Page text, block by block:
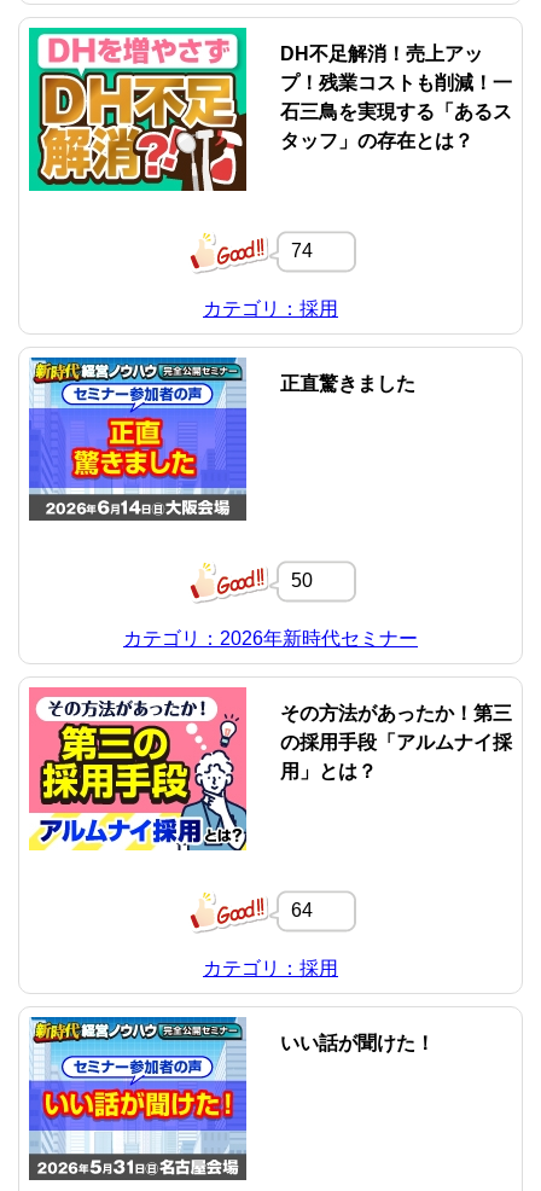
DH不足解消！売上アッ
プ！残業コストも削減！一
石三鳥を実現する「あるス
タッフ」の存在とは？
74
カテゴリ：採用
正直驚きました
50
カテゴリ：2026年新時代セミナー
その方法があったか！第三
の採用手段「アルムナイ採
用」とは？
64
カテゴリ：採用
いい話が聞けた！